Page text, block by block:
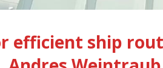
efficient ship